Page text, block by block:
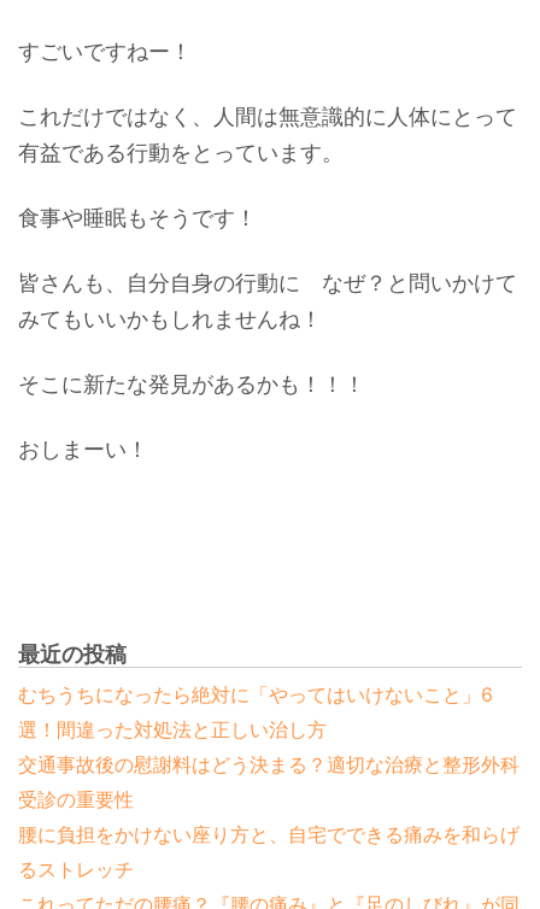
すごいですねー！
これだけではなく、人間は無意識的に人体にとって
有益である行動をとっています。
食事や睡眠もそうです！
皆さんも、自分自身の行動に なぜ？と問いかけて
みてもいいかもしれませんね！
そこに新たな発見があるかも！！！
おしまーい！
最近の投稿
むちうちになったら絶対に「やってはいけないこと」6
選！間違った対処法と正しい治し方
交通事故後の慰謝料はどう決まる？適切な治療と整形外科
受診の重要性
腰に負担をかけない座り方と、自宅でできる痛みを和らげ
るストレッチ
これってただの腰痛？『腰の痛み』と『足のしびれ』が同